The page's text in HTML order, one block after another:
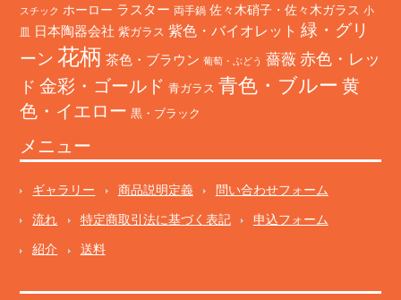
スチック ホーロー ラスター 両手鍋 佐々木硝子・佐々木ガラス 小
皿
日本陶器会社 紫ガラス 紫色・バイオレット 緑・グリ
ーン 花柄 茶色・ブラウン 葡萄・ぶどう 薔薇 赤色・レッ
ド 金彩・ゴールド 青ガラス 青色・ブルー 黄
色・イエロー 黒・ブラック
メニュー
ギャラリー 商品説明定義 問い合わせフォーム
流れ 特定商取引法に基づく表記 申込フォーム
紹介 送料